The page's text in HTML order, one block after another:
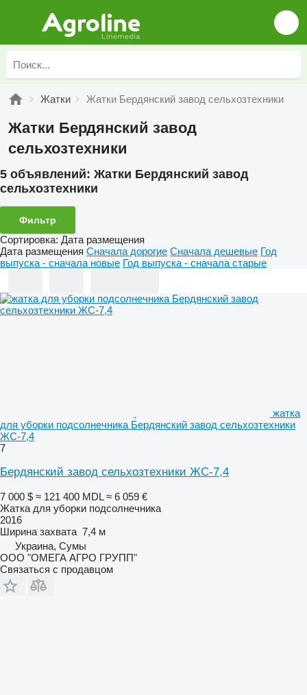
Жатки Жатки Бердянский завод сельхозтехники
Жатки Бердянский завод
сельхозтехники
5 объявлений: Жатки Бердянский завод
сельхозтехники
Фильтр
Сортировка: Дата размещения
Дата размещения Сначала дорогие Сначала дешевые Год
выпуска - сначала новые Год выпуска - сначала старые
жатка
для уборки подсолнечника Бердянский завод сельхозтехники
ЖС-7,4
7
Бердянский завод сельхозтехники ЖС-7,4
7 000 $ ≈ 121 400 MDL ≈ 6 059 €
Жатка для уборки подсолнечника
2016
Ширина захвата 7,4 м
Украина, Сумы
ООО "ОМЕГА АГРО ГРУПП"
Связаться с продавцом